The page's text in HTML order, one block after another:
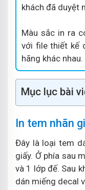
khách đã duyệt
Màu sắc in ra
với file thiết kế
hãng khác nhau.
Mục lục bài
In tem nhãn
Đây là loại tem
giấy. Ở phía sau
và 1 lớp đế. Sau
dán miếng decal